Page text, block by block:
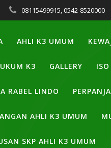
08115499915, 0542-8520000
AHLI K3 UMUM
K3 GALLERY ISO
RABEL LINDO
AHLI K3 UMUM
SKP AHLI K3 UMUM